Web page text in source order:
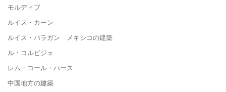
モルディブ
ルイス・カーン
ルイス・バラガン メキシコの建築
ル・コルビジェ
レム・コール・ハース
中国地方の建築